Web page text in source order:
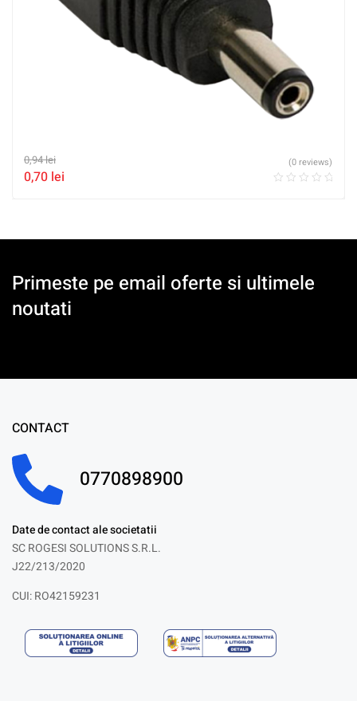
0,94lei
0,70 lei
(0 reviews)
Primeste pe email oferte si ultimele
noutati
CONTACT
0770898900
Date de contact ale societatii
SC ROGESI SOLUTIONS S.R.L.
J22/213/2020
CUI: RO42159231